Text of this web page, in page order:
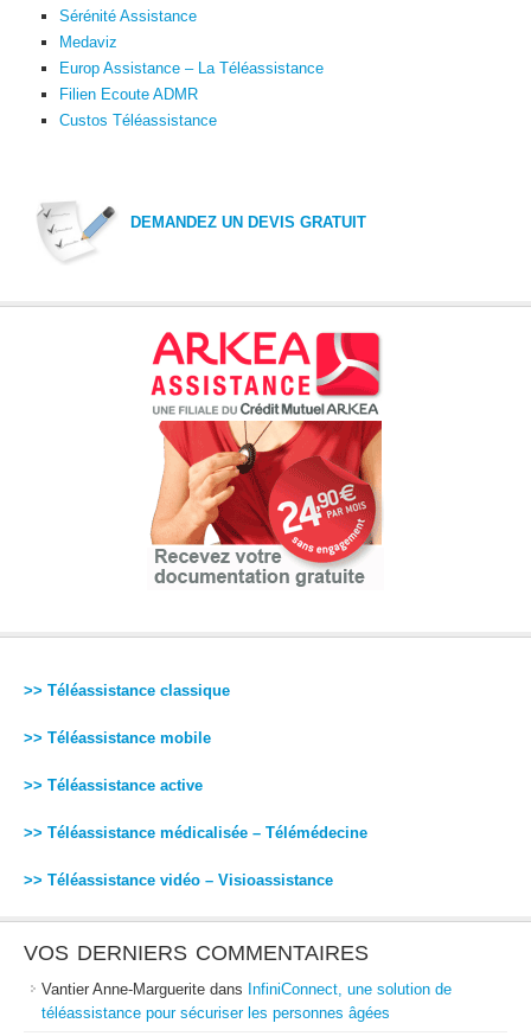
Sérénité Assistance
Medaviz
Europ Assistance – La Téléassistance
Filien Ecoute ADMR
Custos Téléassistance
DEMANDEZ UN DEVIS GRATUIT
>> Téléassistance classique
>> Téléassistance mobile
>> Téléassistance active
>> Téléassistance médicalisée – Télémédecine
>> Téléassistance vidéo – Visioassistance
VOS DERNIERS COMMENTAIRES
Vantier Anne-Marguerite dans InfiniConnect, une solution de
téléassistance pour sécuriser les personnes âgées